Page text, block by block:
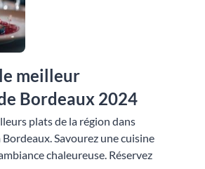
meilleur
Bordeaux 2024
plats de la région dans
Savourez une cuisine
chaleureuse. Réservez